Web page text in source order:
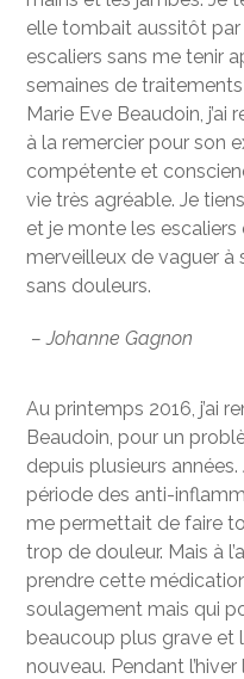
elle tombait aussitôt par
escaliers sans me tenir
semaines de
Marie Eve Beaudoin,
à la remercier pour son
compétente et
vie très agréable. Je
et je monte les escaliers
merveilleux de vaguer
sans douleurs.
– Johanne Gagnon
Au printemps 2016, j’ai
Beaudoin, pour un
depuis plusieurs
période des anti-
me permettait de faire
trop de douleur. Mais à
prendre cette
soulagement mais qui
beaucoup plus grave et
nouveau. Pendant l’hiver